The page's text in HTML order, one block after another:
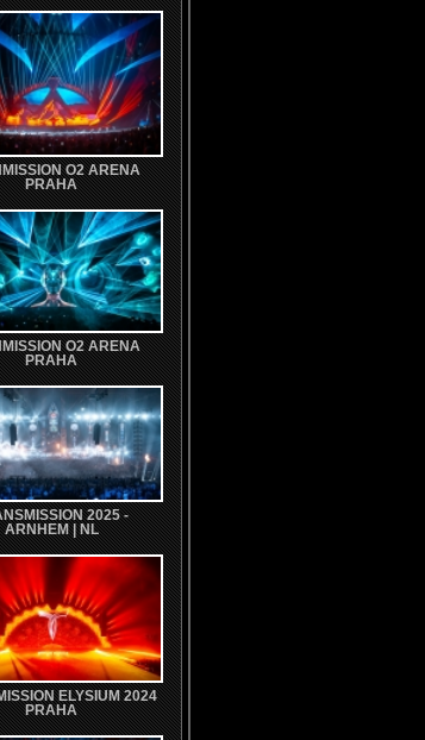
O2 ARENA
PRAHA
O2 ARENA
PRAHA
2025 -
ARNHEM | NL
ELYSIUM 2024
PRAHA